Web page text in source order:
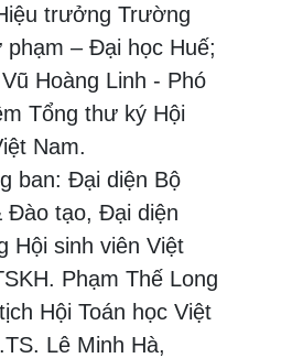
trưởng Trường
– Đại học Huế;
Hoàng Linh - Phó
Tổng thư ký Hội
Nam.
ban: Đại diện Bộ
Đào tạo, Đại diện
Hội sinh viên Việt
Phạm Thế Long
Hội Toán học Việt
Lê Minh Hà,